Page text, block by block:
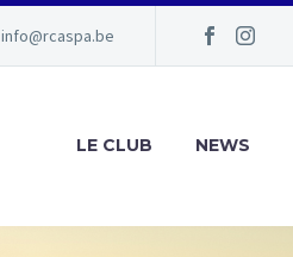
info@rcaspa.be
LE CLUB NEWS